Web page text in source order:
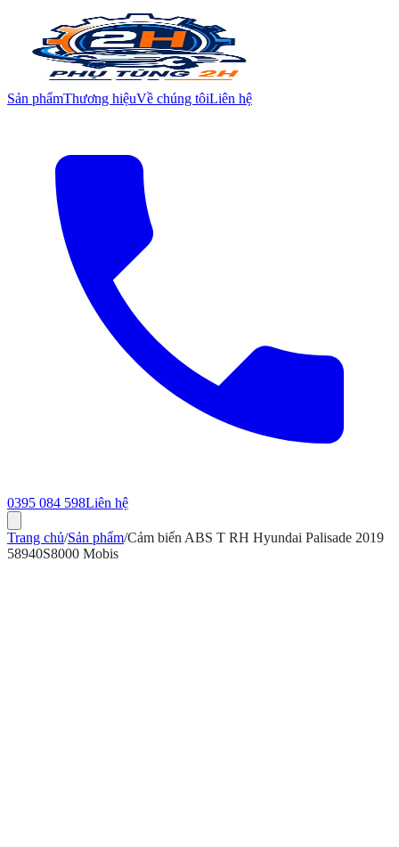
Sản phẩmThương hiệuVề chúng tôiLiên hệ
0395 084 598Liên hệ
Trang chủ/Sản phẩm/Cảm biến ABS T RH Hyundai Palisade 2019
58940S8000 Mobis